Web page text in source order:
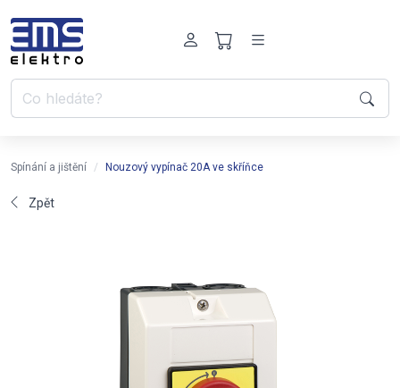
Spínání a jištění Nouzový vypínač 20A ve skříňce
Zpět